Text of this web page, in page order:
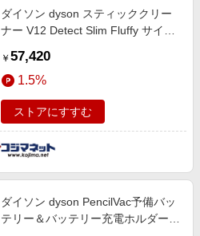
ダイソン dyson スティッククリー
ナー V12 Detect Slim Fluffy サイク
￥ 57,420
1.5%
ストアにすすむ
ダイソン dyson PencilVac予備バッ
テリー＆バッテリー充電ホルダー